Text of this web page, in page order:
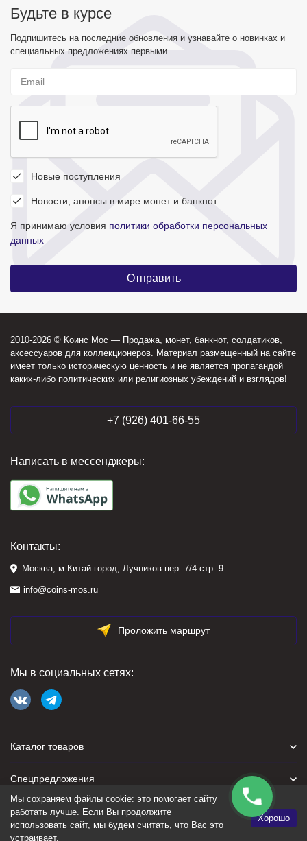
Будьте в курсе
Подпишитесь на последние обновления и узнавайте о новинках и
специальных предложениях первыми
Новые поступления
Новости, анонсы в мире монет и банкнот
Я принимаю условия политики обработки персональных
данных
2010-2026 © Коинс Мос — Продажа, монет, банкнот, солдатиков,
аксессуаров для коллекционеров. Материал размещенный на сайте
имеет только историческую ценность и не является пропагандой
каких-либо политических или религиозных убеждений и взглядов!
+7 (926) 401-66-55
Написать в мессенджеры:
Контакты:
Москва, м.Китай-город, Лучников пер. 7/4 стр. 9
info@coins-mos.ru
Проложить маршрут
Мы в социальных сетях:
Каталог товаров
Спецпредложения
Для покупателя
Мы сохраняем файлы cookie: это помогает сайту
работать лучше. Если Вы продолжите
использовать сайт, мы будем считать, что Вас это
устраивает.
Хорошо